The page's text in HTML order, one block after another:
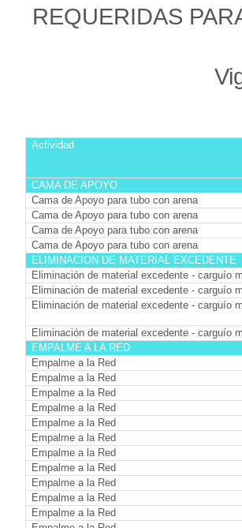
REQUERIDAS
Actividad
CAMA DE APOYO
Cama de Apoyo para tubo con arena
Cama de Apoyo para tubo con arena
Cama de Apoyo para tubo con arena
Cama de Apoyo para tubo con arena
ELIMINACION DE MATERIAL EXCEDENTE
Eliminación de material excedente - carguío
Eliminación de material excedente - carguío
Eliminación de material excedente - carguío
Eliminación de material excedente - carguío
EMPALME A LA RED
Empalme a la Red
Empalme a la Red
Empalme a la Red
Empalme a la Red
Empalme a la Red
Empalme a la Red
Empalme a la Red
Empalme a la Red
Empalme a la Red
Empalme a la Red
Empalme a la Red